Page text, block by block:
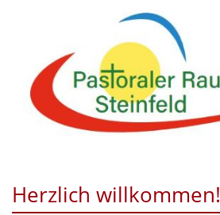
Herzlich willkommen!